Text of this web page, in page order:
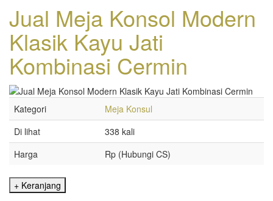
Jual Meja Konsol Modern
Klasik Kayu Jati
Kombinasi Cermin
Kategori
Meja Konsul
Di lihat
338 kali
Harga
Rp (Hubungi CS)